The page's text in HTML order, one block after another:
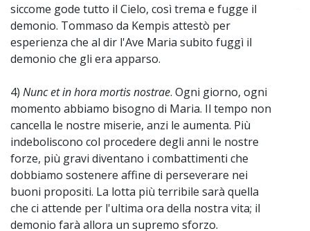
siccome gode tutto il Cielo, così trema e fugge il
demonio. Tommaso da Kempis attestò per
esperienza che al dir l'Ave Maria subito fuggì il
demonio che gli era apparso.
4) Nunc et in hora mortis nostrae. Ogni giorno, ogni
momento abbiamo bisogno di Maria. Il tempo non
cancella le nostre miserie, anzi le aumenta. Più
indeboliscono col procedere degli anni le nostre
forze, più gravi diventano i combattimenti che
dobbiamo sostenere affine di perseverare nei
buoni propositi. La lotta più terribile sarà quella
che ci attende per l'ultima ora della nostra vita; il
demonio farà allora un supremo sforzo.